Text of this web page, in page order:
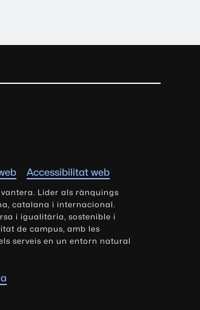
Accessibilitat web
Líder als rànquings
catalana i internacional.
i igualitària, sostenible i
de campus, amb les
serveis en un entorn natural